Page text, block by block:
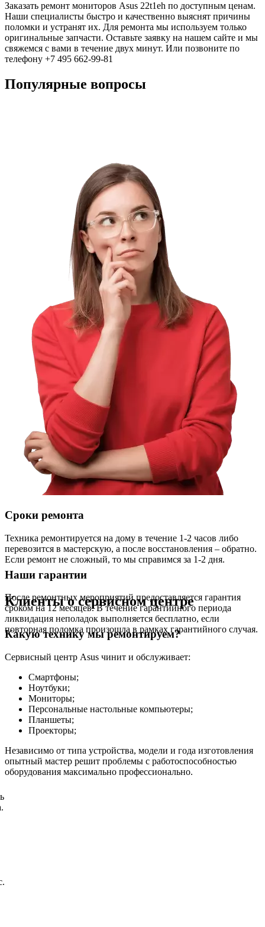
Заказать ремонт мониторов Asus 22t1eh по доступным ценам.
Наши специалисты быстро и качественно выяснят причины
поломки и устранят их. Для ремонта мы используем только
оригинальные запчасти. Оставьте заявку на нашем сайте и мы
свяжемся с вами в течение двух минут. Или позвоните по
телефону +7 495 662-99-81
Популярные вопросы
Сроки ремонта
Техника ремонтируется на дому в течение 1-2 часов либо
перевозится в мастерскую, а после восстановления – обратно.
Если ремонт не сложный, то мы справимся за 1-2 дня.
Наши гарантии
После ремонтных мероприятий предоставляется гарантия
сроком на 12 месяцев. В течение гарантийного периода
ликвидация неполадок выполняется бесплатно, если
повторная поломка произошла в рамках гарантийного случая.
Какую технику мы ремонтируем?
Сервисный центр Asus чинит и обслуживает:
Смартфоны;
Ноутбуки;
Мониторы;
Персональные настольные компьютеры;
Планшеты;
Проекторы;
Независимо от типа устройства, модели и года изготовления
опытный мастер решит проблемы с работоспособностью
оборудования максимально профессионально.
Клиенты о сервисном центре